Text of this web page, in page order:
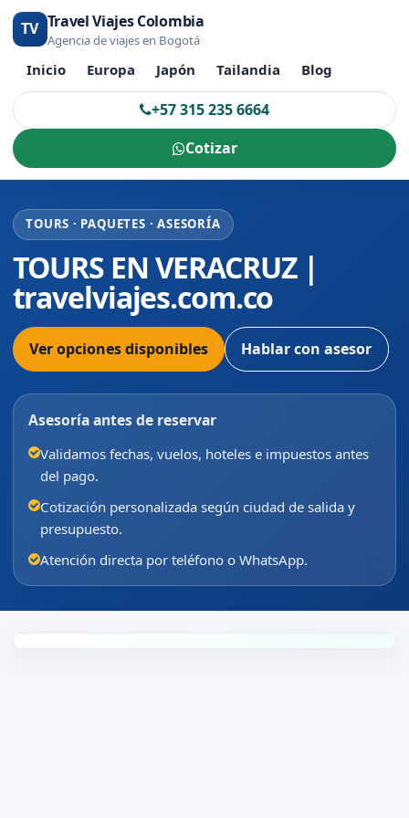
TV Travel Viajes Colombia
Agencia de viajes en Bogotá
Inicio Europa Japón Tailandia Blog
+57 315 235 6664
Cotizar
TOURS · PAQUETES · ASESORÍA
TOURS EN VERACRUZ |
travelviajes.com.co
Ver opciones disponibles Hablar con asesor
Asesoría antes de reservar
Validamos fechas, vuelos, hoteles e impuestos antes
del pago.
Cotización personalizada según ciudad de salida y
presupuesto.
Atención directa por teléfono o WhatsApp.